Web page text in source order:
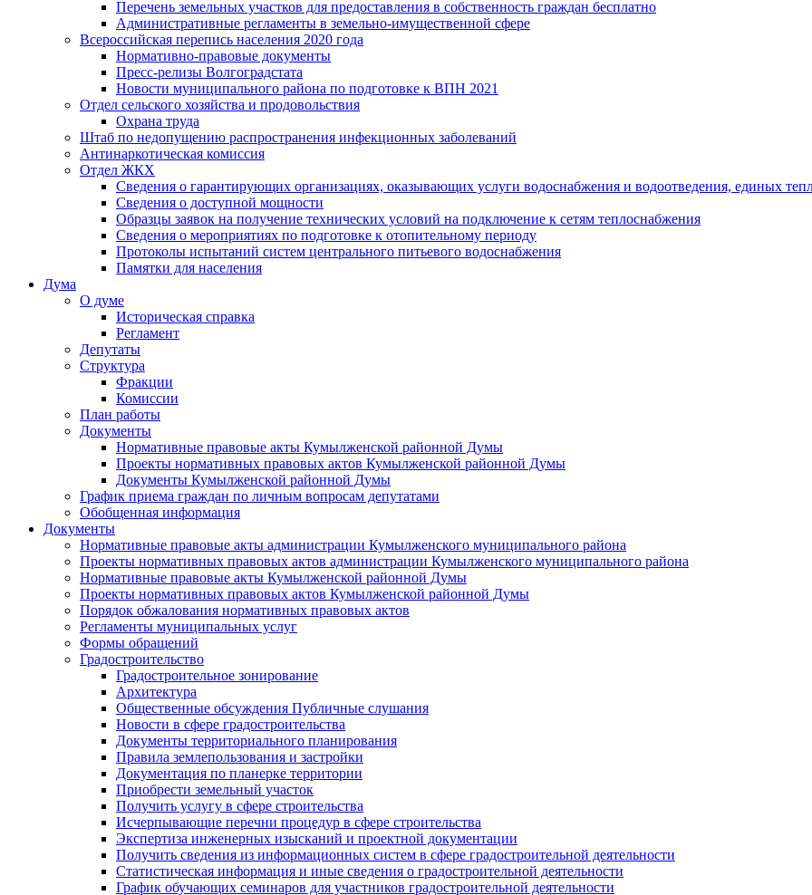
Перечень земельных участков для предоставления в собственность граждан бесплатно
Административные регламенты в земельно-имущественной сфере
Всероссийская перепись населения 2020 года
Нормативно-правовые документы
Пресс-релизы Волгоградстата
Новости муниципального района по подготовке к ВПН 2021
Отдел сельского хозяйства и продовольствия
Охрана труда
Штаб по недопущению распространения инфекционных заболеваний
Антинаркотическая комиссия
Отдел ЖКХ
Сведения о гарантирующих организациях, оказывающих услуги водоснабжения и водоотведения, единых
Сведения о доступной мощности
Образцы заявок на получение технических условий на подключение к сетям теплоснабжения
Сведения о мероприятиях по подготовке к отопительному периоду
Протоколы испытаний систем центрального питьевого водоснабжения
Памятки для населения
Дума
О думе
Историческая справка
Регламент
Депутаты
Структура
Фракции
Комиссии
План работы
Документы
Нормативные правовые акты Кумылженской районной Думы
Проекты нормативных правовых актов Кумылженской районной Думы
Документы Кумылженской районной Думы
График приема граждан по личным вопросам депутатами
Обобщенная информация
Документы
Нормативные правовые акты администрации Кумылженского муниципального района
Проекты нормативных правовых актов администрации Кумылженского муниципального района
Нормативные правовые акты Кумылженской районной Думы
Проекты нормативных правовых актов Кумылженской районной Думы
Порядок обжалования нормативных правовых актов
Регламенты муниципальных услуг
Формы обращений
Градостроительство
Градостроительное зонирование
Архитектура
Общественные обсуждения Публичные слушания
Новости в сфере градостроительства
Документы территориального планирования
Правила землепользования и застройки
Документация по планерке территории
Приобрести земельный участок
Получить услугу в сфере строительства
Исчерпывающие перечни процедур в сфере строительства
Экспертиза инженерных изысканий и проектной документации
Получить сведения из информационных систем в сфере градостроительной деятельности
Статистическая информация и иные сведения о градостроительной деятельности
График обучающих семинаров для участников градостроительной деятельности